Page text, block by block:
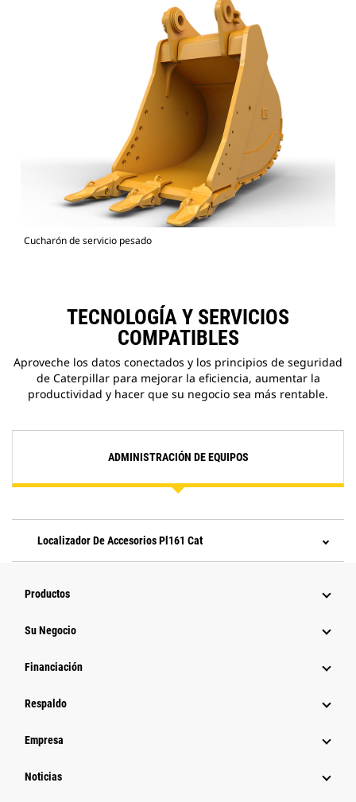
Cucharón de servicio pesado
TECNOLOGÍA Y SERVICIOS
COMPATIBLES
Aproveche los datos conectados y los principios de seguridad
de Caterpillar para mejorar la eficiencia, aumentar la
productividad y hacer que su negocio sea más rentable.
ADMINISTRACIÓN DE EQUIPOS
Localizador De Accesorios Pl161 Cat
Productos
Su Negocio
Financiación
Respaldo
Empresa
Noticias